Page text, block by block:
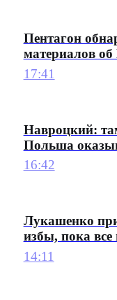
Пентагон
материалов
17:41
Навроцкий:
Польша
16:42
Лукашенко
избы, пока все
14:11